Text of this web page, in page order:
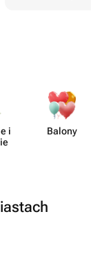
i
Balony